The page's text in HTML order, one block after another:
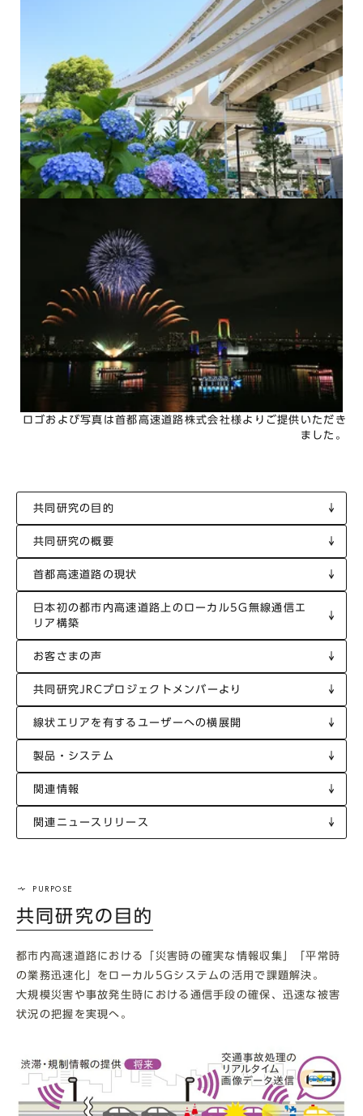
ロゴおよび写真は首都高速道路株式会社様よりご提供いただき
ました。
共同研究の目的
共同研究の概要
首都高速道路の現状
日本初の都市内高速道路上のローカル5G無線通信エ
リア構築
お客さまの声
共同研究JRCプロジェクトメンバーより
線状エリアを有するユーザーへの横展開
製品・システム
関連情報
関連ニュースリリース
共同研究の目的
都市内高速道路における「災害時の確実な情報収集」「平常時
の業務迅速化」をローカル5Gシステムの活用で課題解決。
大規模災害や事故発生時における通信手段の確保、迅速な被害
状況の把握を実現へ。